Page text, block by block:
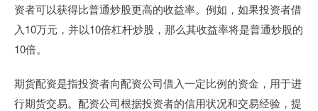
资者可以获得比普通炒股更高的收益率。例如，如果投资者借
入10万元，并以10倍杠杆炒股，那么其收益率将是普通炒股的
10倍。
期货配资是指投资者向配资公司借入一定比例的资金，用于进
行期货交易。配资公司根据投资者的信用状况和交易经验，提